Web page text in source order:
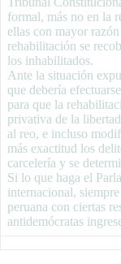
formal, más no en la
ellas con mayor
rehabilitación se
los inhabilitados.
Ante la situación
que debería
para que la
privativa de la
al reo, e incluso
más exactitud los
carcelería y se
Si lo que haga el
internacional,
peruana con ciertas
antidemócratas